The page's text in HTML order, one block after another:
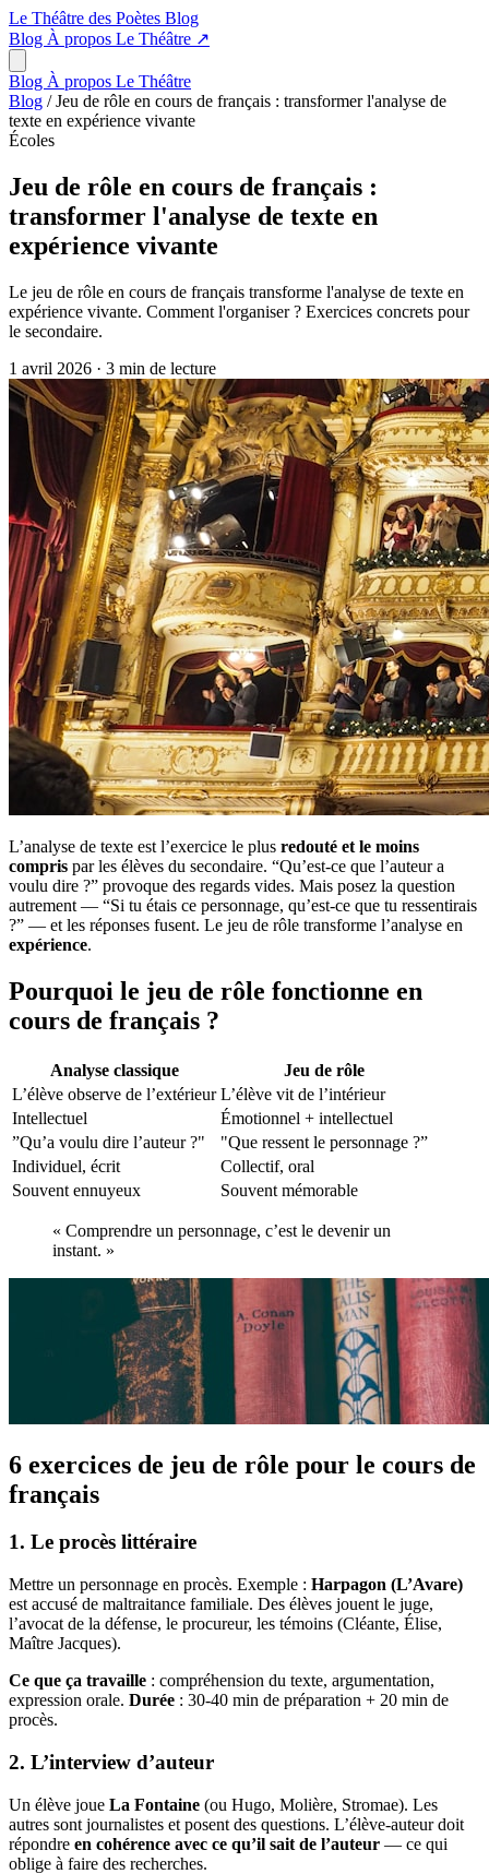
Le Théâtre des Poètes Blog
Blog À propos Le Théâtre ↗
Blog À propos Le Théâtre
Blog / Jeu de rôle en cours de français : transformer l'analyse de
texte en expérience vivante
Écoles
Jeu de rôle en cours de français :
transformer l'analyse de texte en
expérience vivante
Le jeu de rôle en cours de français transforme l'analyse de texte en
expérience vivante. Comment l'organiser ? Exercices concrets pour
le secondaire.
1 avril 2026 · 3 min de lecture
L’analyse de texte est l’exercice le plus redouté et le moins
compris par les élèves du secondaire. “Qu’est-ce que l’auteur a
voulu dire ?” provoque des regards vides. Mais posez la question
autrement — “Si tu étais ce personnage, qu’est-ce que tu ressentirais
?” — et les réponses fusent. Le jeu de rôle transforme l’analyse en
expérience.
Pourquoi le jeu de rôle fonctionne en
cours de français ?
Analyse classique
Jeu de rôle
L’élève observe de l’extérieur L’élève vit de l’intérieur
Intellectuel
Émotionnel + intellectuel
”Qu’a voulu dire l’auteur ?"
"Que ressent le personnage ?”
Individuel, écrit
Collectif, oral
Souvent ennuyeux
Souvent mémorable
« Comprendre un personnage, c’est le devenir un
instant. »
6 exercices de jeu de rôle pour le cours de
français
1. Le procès littéraire
Mettre un personnage en procès. Exemple : Harpagon (L’Avare)
est accusé de maltraitance familiale. Des élèves jouent le juge,
l’avocat de la défense, le procureur, les témoins (Cléante, Élise,
Maître Jacques).
Ce que ça travaille : compréhension du texte, argumentation,
expression orale. Durée : 30-40 min de préparation + 20 min de
procès.
2. L’interview d’auteur
Un élève joue La Fontaine (ou Hugo, Molière, Stromae). Les
autres sont journalistes et posent des questions. L’élève-auteur doit
répondre en cohérence avec ce qu’il sait de l’auteur — ce qui
oblige à faire des recherches.